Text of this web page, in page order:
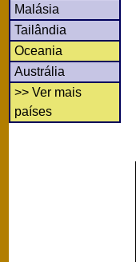
Malásia
Tailândia
Oceania
Austrália
>> Ver mais
países